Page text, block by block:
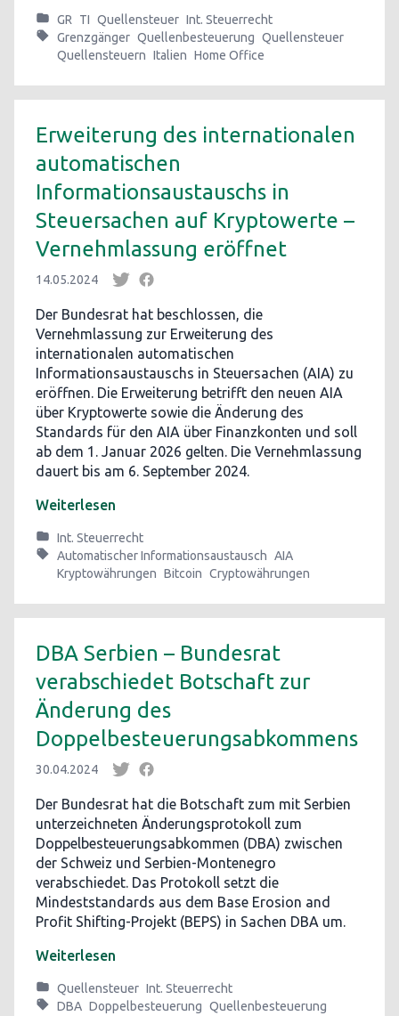
GR TI Quellensteuer Int. Steuerrecht
Grenzgänger Quellenbesteuerung Quellensteuer
Quellensteuern Italien Home Office
Erweiterung des internationalen
automatischen
Informationsaustauschs in
Steuersachen auf Kryptowerte –
Vernehmlassung eröffnet
14.05.2024
Der Bundesrat hat beschlossen, die
Vernehmlassung zur Erweiterung des
internationalen automatischen
Informationsaustauschs in Steuersachen (AIA) zu
eröffnen. Die Erweiterung betrifft den neuen AIA
über Kryptowerte sowie die Änderung des
Standards für den AIA über Finanzkonten und soll
ab dem 1. Januar 2026 gelten. Die Vernehmlassung
dauert bis am 6. September 2024.
Weiterlesen
Int. Steuerrecht
Automatischer Informationsaustausch AIA
Kryptowährungen Bitcoin Cryptowährungen
DBA Serbien – Bundesrat
verabschiedet Botschaft zur
Änderung des
Doppelbesteuerungsabkommens
30.04.2024
Der Bundesrat hat die Botschaft zum mit Serbien
unterzeichneten Änderungsprotokoll zum
Doppelbesteuerungsabkommen (DBA) zwischen
der Schweiz und Serbien-Montenegro
verabschiedet. Das Protokoll setzt die
Mindeststandards aus dem Base Erosion and
Profit Shifting-Projekt (BEPS) in Sachen DBA um.
Weiterlesen
Quellensteuer Int. Steuerrecht
DBA Doppelbesteuerung Quellenbesteuerung